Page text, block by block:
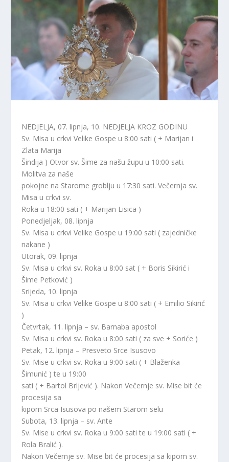
NEDJELJA, 07. lipnja, 10. NEDJELJA KROZ GODINU
Sv. Misa u crkvi Velike Gospe u 8:00 sati ( + Marijan i
Zlata Marija
Šindija ) Otvor sv. Šime za našu župu u 10:00 sati.
Molitva za naše
pokojne na Starome groblju u 17:30 sati. Večernja sv.
Misa u crkvi sv.
Roka u 18:00 sati ( + Marijan Lisica )
Ponedjeljak, 08. lipnja
Sv. Misa u crkvi Velike Gospe u 19:00 sati ( zajedničke
nakane )
Utorak, 09. lipnja
Sv. Misa u crkvi sv. Roka u 8:00 sat ( + Boris Sikirić i
Šime Petković )
Srijeda, 10. lipnja
Sv. Misa u crkvi Velike Gospe u 8:00 sati ( + Emilio Sikirić
)
Četvrtak, 11. lipnja – sv. Barnaba apostol
Sv. Misa u crkvi sv. Roka u 8:00 sati ( za sve + Soriće )
Petak, 12. lipnja – Presveto Srce Isusovo
Sv. Mise u crkvi sv. Roka u 9:00 sati ( + Blaženka
Šimunić ) te u 19:00
sati ( + Bartol Brljević ). Nakon Večernje sv. Mise bit će
procesija sa
kipom Srca Isusova po našem Starom selu
Subota, 13. lipnja – sv. Ante
Sv. Mise u crkvi sv. Roka u 9:00 sati te u 19:00 sati ( +
Rola Bralić ).
Nakon Večernje sv. Mise bit će procesija sa kipom sv.